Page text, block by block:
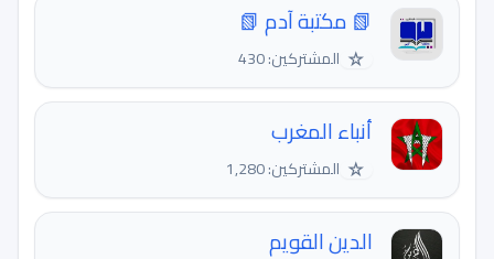
📗 مكتبة آدم 📗
☆ المشتركين: 430
أنباء المغرب
☆ المشتركين: 1,280
الدين القويم